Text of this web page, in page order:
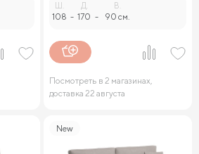
108 -
Д.
170 -
В.
90 см.
Посмотреть в 2 магазинах,
доставка 22 августа
New